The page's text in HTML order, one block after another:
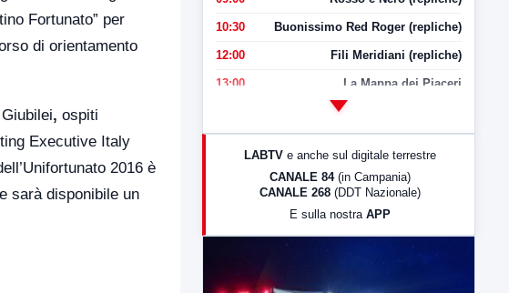
Fortunato” per
di orientamento
, ospiti
Executive Italy
2016 è
sarà disponibile un
10:30 Buonissimo Red Roger (repliche)
12:00 Fili Meridiani (repliche)
13:00 La Mappa dei Piaceri
LabNews (Diretta)
LABTV e anche sul digitale terrestre
CANALE 84 (in Campania)
CANALE 268 (DDT Nazionale)
E sulla nostra APP